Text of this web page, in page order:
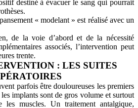
destiné à évacuer le sang qui pourrait
« modelant » est réalisé avec un
de la voie d’abord et de la nécessité
associés, l’intervention peut
trente.
: LES SUITES
parfois être douloureuses les premiers
implants sont de gros volume et surtout
les muscles. Un traitement antalgique,